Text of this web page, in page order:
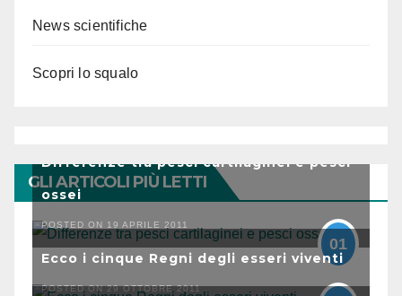
News scientifiche
Scopri lo squalo
GLI ARTICOLI PIÙ LETTI
Differenze tra pesci cartilaginei e pesci
ossei
POSTED ON 19 APRILE 2011
01
Ecco i cinque Regni degli esseri viventi
POSTED ON 29 OTTOBRE 2011